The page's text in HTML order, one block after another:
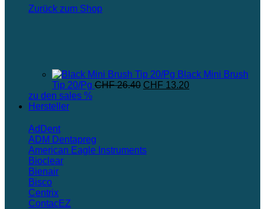
Zurück zum Shop
Black Mini Brush
Tip 20/Pg CHF26.40 Ursprünglicher
CHF 13.20Aktueller
zu den sales %
Hersteller
AdDent
ADM Dentapreg
American Eagle Instruments
Bioclear
Bienair
Bisco
Centrix
ContacEZ